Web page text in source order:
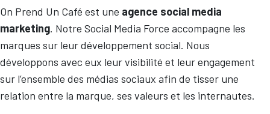
On Prend Un Café est une agence social media
marketing. Notre Social Media Force accompagne les
marques sur leur développement social. Nous
développons avec eux leur visibilité et leur engagement
sur l’ensemble des médias sociaux afin de tisser une
relation entre la marque, ses valeurs et les internautes.